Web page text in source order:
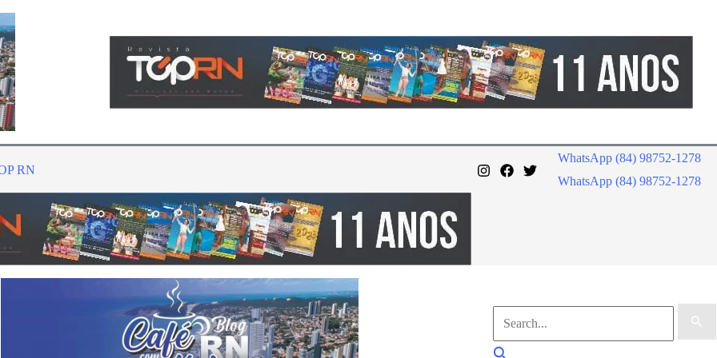
RN
WhatsApp (84) 98752-1278
WhatsApp (84) 98752-1278
por: